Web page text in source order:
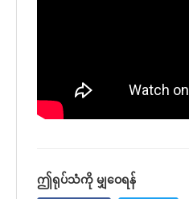
ဤရုပ်သံကို မျှဝေရန်